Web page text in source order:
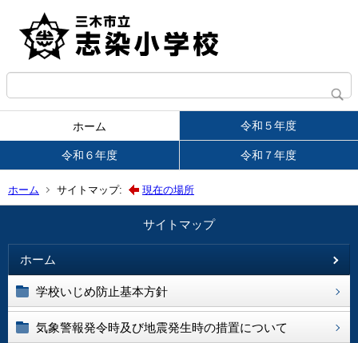
ホーム 令和５年度
令和６年度 令和７年度
ホーム サイトマップ: 現在の場所
サイトマップ
ホーム
学校いじめ防止基本方針
気象警報発令時及び地震発生時の措置について